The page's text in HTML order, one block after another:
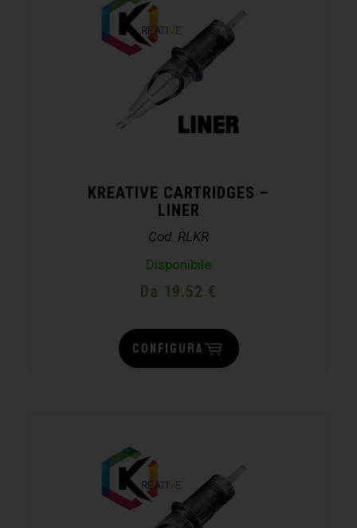
KREATIVE CARTRIDGES –
LINER
Cod. RLKR
Disponibile
Da 19.52 €
CONFIGURA